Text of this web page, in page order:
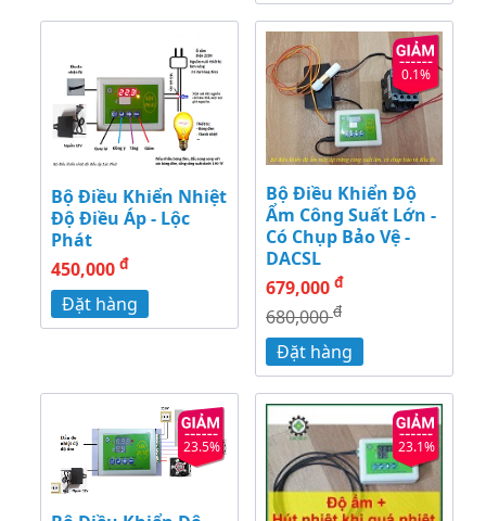
Bộ Điều Khiển Nhiệt
Độ Điều Áp - Lộc
Phát
450,000 đ
Đặt hàng
0.1%
Bộ Điều Khiển Độ
Ẩm Công Suất Lớn -
Có Chụp Bảo Vệ -
DACSL
679,000 đ
680,000đ
Đặt hàng
23.5% 23.1%